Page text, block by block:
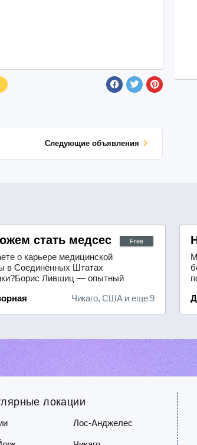
Cледующие объявления
сфере телекоммуникаций
Free
Чикаго, США и еще 9
стать медсестрой в США
о карьере медицинской
в Соединённых Штатах
Лившиц — опытный
— поможет вам успешно
электронной почте:
локации
Лос-Анджелес